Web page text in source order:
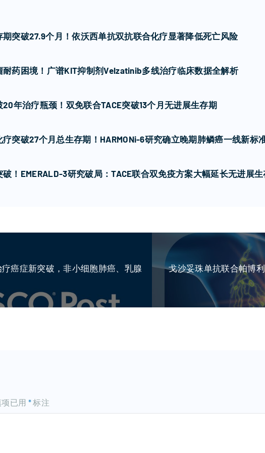
突破27.9个月！依沃西单抗双抗联合化疗显著降低死亡风险
耐药困境！广谱KIT抑制剂Velzatinib多线治疗临床数据全解析
年治疗瓶颈！双免联合TACE突破13个月无进展生存期
突破27个月总生存期！HARMONi-6研究确立晚期肺鳞癌一线新标
！EMERALD-3研究破局：TACE联合双免疫方案大幅延长无进展
疗癌症新突破，非小细胞肺癌、乳腺
戈沙妥珠单抗联合帕博
已用 *标注